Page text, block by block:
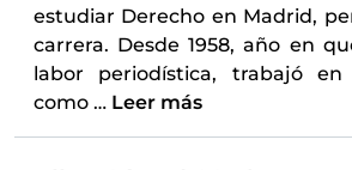
estudiar Derecho en Madrid,
carrera. Desde 1958, año en
labor periodística, trabajó en
como … Leer más